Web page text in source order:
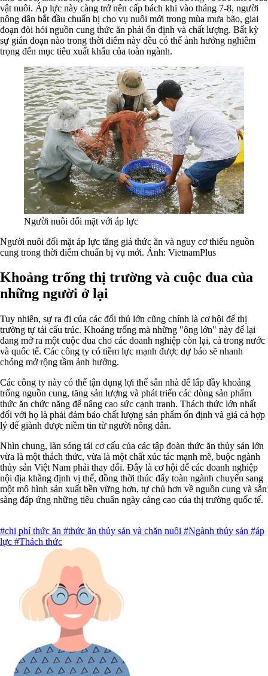
vật nuôi. Áp lực này càng trở nên cấp bách khi vào tháng 7-8, người
nông dân bắt đầu chuẩn bị cho vụ nuôi mới trong mùa mưa bão, giai
đoạn đòi hỏi nguồn cung thức ăn phải ổn định và chất lượng. Bất kỳ
sự gián đoạn nào trong thời điểm này đều có thể ảnh hưởng nghiêm
trọng đến mục tiêu xuất khẩu của toàn ngành.
Người nuôi đối mặt với áp lực
Người nuôi đối mặt áp lực tăng giá thức ăn và nguy cơ thiếu nguồn
cung trong thời điểm chuẩn bị vụ mới. Ảnh: VietnamPlus
Khoảng trống thị trường và cuộc đua của
những người ở lại
Tuy nhiên, sự ra đi của các đối thủ lớn cũng chính là cơ hội để thị
trường tự tái cấu trúc. Khoảng trống mà những "ông lớn" này để lại
đang mở ra một cuộc đua cho các doanh nghiệp còn lại, cả trong nước
và quốc tế. Các công ty có tiềm lực mạnh được dự báo sẽ nhanh
chóng mở rộng tầm ảnh hưởng.
Các công ty này có thể tận dụng lợi thế sân nhà để lấp đầy khoảng
trống nguồn cung, tăng sản lượng và phát triển các dòng sản phẩm
thức ăn chức năng để nâng cao sức cạnh tranh. Thách thức lớn nhất
đối với họ là phải đảm bảo chất lượng sản phẩm ổn định và giá cả hợp
lý để giành được niềm tin từ người nông dân.
Nhìn chung, làn sóng tái cơ cấu của các tập đoàn thức ăn thủy sản lớn
vừa là một thách thức, vừa là một chất xúc tác mạnh mẽ, buộc ngành
thủy sản Việt Nam phải thay đổi. Đây là cơ hội để các doanh nghiệp
nội địa khẳng định vị thế, đồng thời thúc đẩy toàn ngành chuyển sang
một mô hình sản xuất bền vững hơn, tự chủ hơn về nguồn cung và sẵn
sàng đáp ứng những tiêu chuẩn ngày càng cao của thị trường quốc tế.
#chi phí thức ăn #thức ăn thủy sản và chăn nuôi #Ngành thủy sản #áp
lực #Thách thức